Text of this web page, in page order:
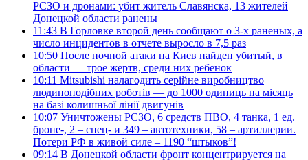
РСЗО и дронами: убит житель Славянска, 13 жителей
Донецкой области ранены
11:43 В Горловке второй день сообщают о 3-х раненых, а
число инцидентов в отчете выросло в 7,5 раз
10:50 После ночной атаки на Киев найден убитый, в
области — трое жертв, среди них ребенок
10:11 Mitsubishi налагодить серійне виробництво
людиноподібних роботів — до 1000 одиниць на місяць
на базі колишньої лінії двигунів
10:07 Уничтожены РСЗО, 6 средств ПВО, 4 танка, 1 ед.
броне-, 2 – спец- и 349 – автотехники, 58 – артиллерии.
Потери РФ в живой силе – 1190 “штыков”!
09:14 В Донецкой области фронт концентрируется на